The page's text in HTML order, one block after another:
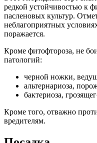
редкой устойчивостью к
пасленовых культур.
неблагоприятных
поражается.
Кроме фитофтороза, не
патологий:
черной ножки,
альтернариоза,
бактериоза,
Кроме того, отважно
вредителям.